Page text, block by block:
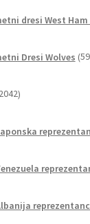
dresi West
Dresi Wolves 59
izdelkov